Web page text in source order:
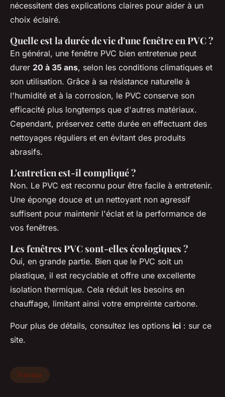
nécessitent des explications claires pour aider à un
choix éclairé.
Quelle est la durée de vie d'une fenêtre en PVC ?
En général, une fenêtre PVC bien entretenue peut
durer 20 à 35 ans, selon les conditions climatiques et
son utilisation. Grâce à sa résistance naturelle à
l'humidité et à la corrosion, le PVC conserve son
efficacité plus longtemps que d'autres matériaux.
Cependant, préservez cette durée en effectuant des
nettoyages réguliers et en évitant des produits
abrasifs.
L'entretien est-il compliqué ?
Non. Le PVC est reconnu pour être facile à entretenir.
Une éponge douce et un nettoyant non agressif
suffisent pour maintenir l'éclat et la performance de
vos fenêtres.
Les fenêtres PVC sont-elles écologiques ?
Oui, en grande partie. Bien que le PVC soit un
plastique, il est recyclable et offre une excellente
isolation thermique. Cela réduit les besoins en
chauffage, limitant ainsi votre empreinte carbone.
Pour plus de détails, consultez les options ici : sur ce
site.
Travaux